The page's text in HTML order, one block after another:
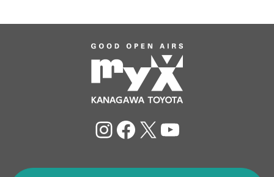
Instagram
Facebook
X YouTube